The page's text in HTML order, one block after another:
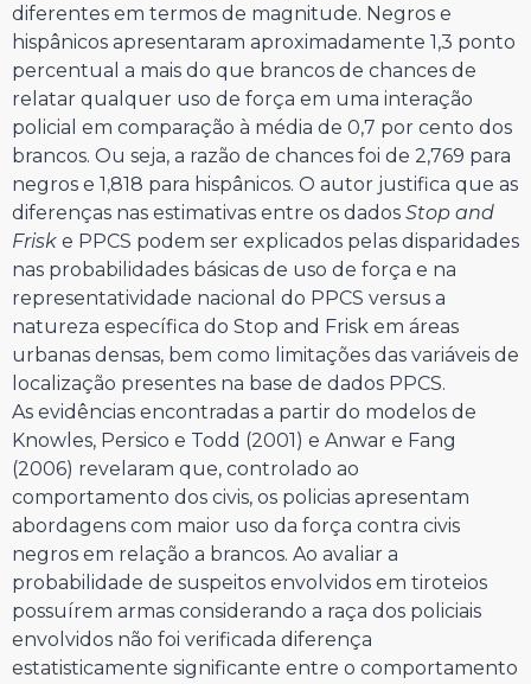
diferentes em termos de magnitude. Negros e
hispânicos apresentaram aproximadamente 1,3 ponto
percentual a mais do que brancos de chances de
relatar qualquer uso de força em uma interação
policial em comparação à média de 0,7 por cento dos
brancos. Ou seja, a razão de chances foi de 2,769 para
negros e 1,818 para hispânicos. O autor justifica que as
diferenças nas estimativas entre os dados Stop and
Frisk e PPCS podem ser explicados pelas disparidades
nas probabilidades básicas de uso de força e na
representatividade nacional do PPCS versus a
natureza específica do Stop and Frisk em áreas
urbanas densas, bem como limitações das variáveis de
localização presentes na base de dados PPCS.
As evidências encontradas a partir do modelos de
Knowles, Persico e Todd (2001) e Anwar e Fang
(2006) revelaram que, controlado ao
comportamento dos civis, os policias apresentam
abordagens com maior uso da força contra civis
negros em relação a brancos. Ao avaliar a
probabilidade de suspeitos envolvidos em tiroteios
possuírem armas considerando a raça dos policiais
envolvidos não foi verificada diferença
estatisticamente significante entre o comportamento